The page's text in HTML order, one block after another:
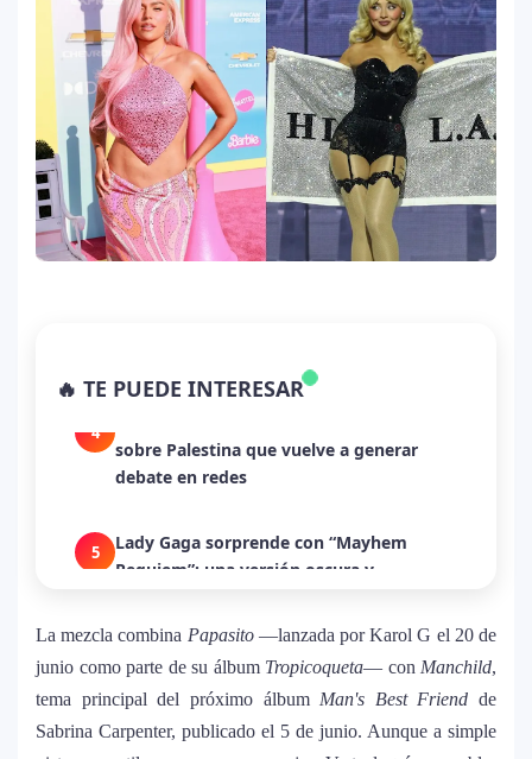
🔥 TE PUEDE INTERESAR
1
La historia secreta de “Te Boté”: cómo
Bad Bunny convirtió una canción de
despecho en un himno para Puerto Rico
2
Ariana Grande revive la era Dangerous
Woman con edición especial y sorprende
con nuevo álbum
4
sobre Palestina que vuelve a generar
debate en redes
5
Lady Gaga sorprende con “Mayhem
Requiem”: una versión oscura y
era musical
6
J Balvin y Ryan Castro lanzan “Omerta”: el
Snake y Eladio Carrión
La mezcla combina Papasito—lanzada por Karol G el 20 de
junio como parte de su álbum Tropicoqueta— con Manchild,
tema principal del próximo álbum Man's Best Friend de
Sabrina Carpenter, publicado el 5 de junio. Aunque a simple